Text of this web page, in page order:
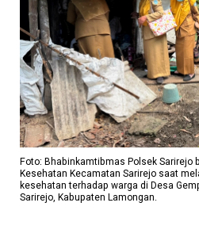
Foto: Bhabinkamtibmas Polsek Sarirejo
Kesehatan Kecamatan Sarirejo saat
kesehatan terhadap warga di Desa
Sarirejo, Kabupaten Lamongan.